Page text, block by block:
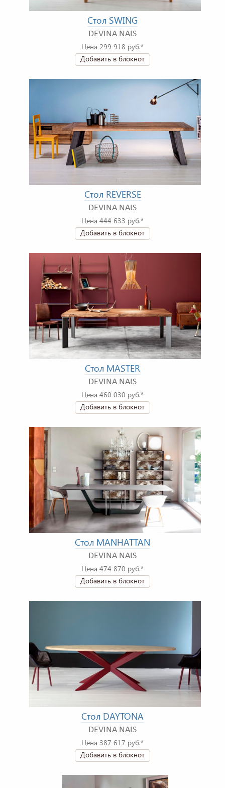
Стол SWING
DEVINA NAIS
Цена 299 918 руб.*
Добавить в блокнот
Стол REVERSE
DEVINA NAIS
Цена 444 633 руб.*
Добавить в блокнот
Стол MASTER
DEVINA NAIS
Цена 460 030 руб.*
Добавить в блокнот
Стол MANHATTAN
DEVINA NAIS
Цена 474 870 руб.*
Добавить в блокнот
Стол DAYTONA
DEVINA NAIS
Цена 387 617 руб.*
Добавить в блокнот